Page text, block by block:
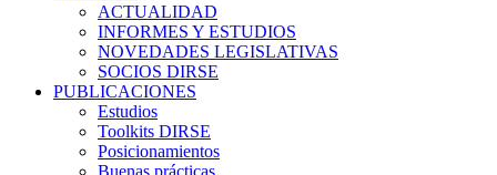
ACTUALIDAD
INFORMES Y ESTUDIOS
NOVEDADES LEGISLATIVAS
SOCIOS DIRSE
PUBLICACIONES
Estudios
Toolkits DIRSE
Posicionamientos
Buenas prácticas